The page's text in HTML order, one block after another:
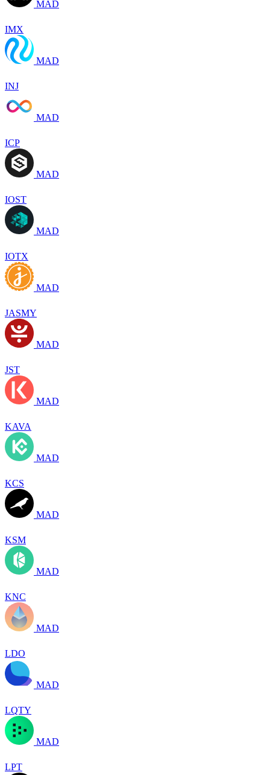
MAD
IMX
MAD
INJ
MAD
ICP
MAD
IOST
MAD
IOTX
MAD
JASMY
MAD
JST
MAD
KAVA
MAD
KCS
MAD
KSM
MAD
KNC
MAD
LDO
MAD
LQTY
MAD
LPT